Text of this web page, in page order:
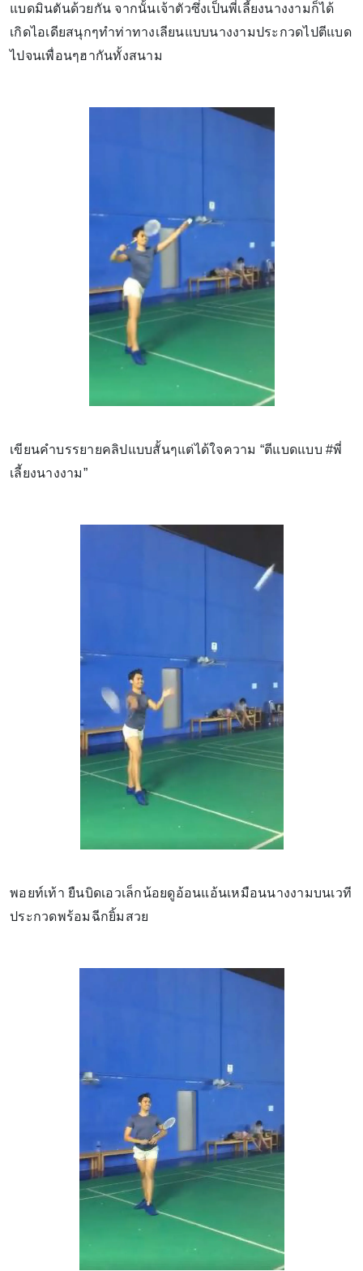
แบดมินตันด้วยกัน จากนั้นเจ้าตัวซึ่งเป็นพี่เลี้ยงนางงามก็ได้
เกิดไอเดียสนุกๆทำท่าทางเลียนแบบนางงามประกวดไปตีแบด
ไปจนเพื่อนๆฮากันทั้งสนาม
เขียนคำบรรยายคลิปแบบสั้นๆแต่ได้ใจความ “ตีแบดแบบ #พี่
เลี้ยงนางงาม”
พอยท์เท้า ยืนบิดเอวเล็กน้อยดูอ้อนแอ้นเหมือนนางงามบนเวที
ประกวดพร้อมฉีกยิ้มสวย